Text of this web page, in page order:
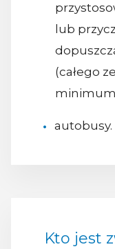
lub
(całego
minimum
autobusy.
Kto jest